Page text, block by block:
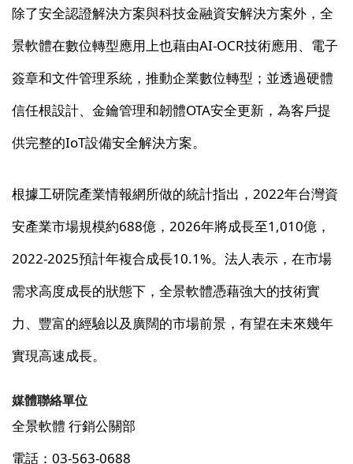
除了安全認證解決方案與科技金融資安解決方案外，全
景軟體在數位轉型應用上也藉由AI-OCR技術應用、電子
簽章和文件管理系統，推動企業數位轉型；並透過硬體
信任根設計、金鑰管理和韌體OTA安全更新，為客戶提
供完整的IoT設備安全解決方案。
根據工研院產業情報網所做的統計指出，2022年台灣資
安產業市場規模約688億，2026年將成長至1,010億，
2022-2025預計年複合成長10.1%。法人表示，在市場
需求高度成長的狀態下，全景軟體憑藉強大的技術實
力、豐富的經驗以及廣闊的市場前景，有望在未來幾年
實現高速成長。
媒體聯絡單位
全景軟體 行銷公關部
電話：03-563-0688